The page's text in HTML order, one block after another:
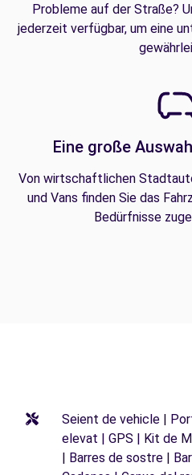
Probleme auf der Straße?
jederzeit verfügbar, um eine
Eine große
Von wirtschaftlichen
und Vans finden Sie das
Bedürfnisse
Seient de vehicle |
elevat | GPS | Kit de
| Barres de sostre |